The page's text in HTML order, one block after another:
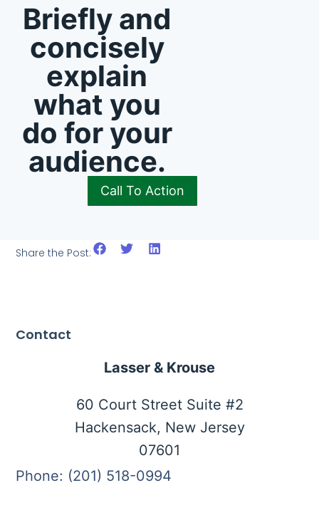
Briefly and
concisely
explain
what you
do for your
audience.
Call To Action
Share the Post:
Contact
Lasser & Krouse
60 Court Street Suite #2
Hackensack, New Jersey
07601
Phone: (201) 518-0994